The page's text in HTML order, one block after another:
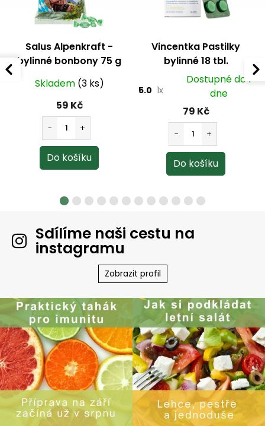
Salus Alpenkraft -
bylinné bonbony 75 g
Skladem (3 ks)
59 Kč
Vincentka Pastilky
bylinné 18 tbl.
5.0 1x
Dostupné do 1
dne
79 Kč
Sdílíme naši cestu na
instagramu
Zobrazit profil